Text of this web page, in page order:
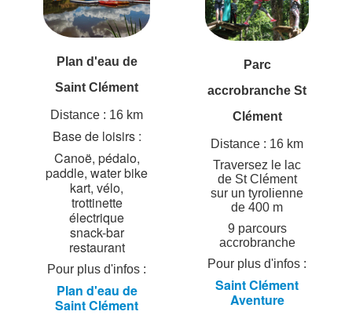
Plan d'eau de
Saint Clément
Distance : 16 km
Base de loisirs :
Canoë, pédalo,
paddle, water bike
kart, vélo,
trottinette
électrique
snack-bar
restaurant
Pour plus d'infos :
Plan d'eau de
Saint Clément
Parc
accrobranche St
Clément
Distance : 16 km
Traversez le lac
de St Clément
sur un tyrolienne
de 400 m
9 parcours
accrobranche
Pour plus d'infos :
Saint Clément
Aventure